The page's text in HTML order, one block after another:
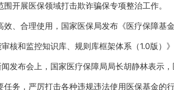
开展医保领域打击欺诈骗保专项整治工作。
、合理使用，国家医保局发布《医疗保障
核和监控知识库、规则库框架体系（1.0版）》
发布会上，国家医疗保障局局长胡静林表示
务，严厉打击各种违规违法使用医保基金的